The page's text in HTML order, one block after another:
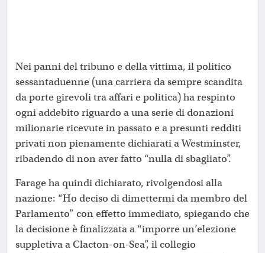
Nei panni del tribuno e della vittima, il politico
sessantaduenne (una carriera da sempre scandita
da porte girevoli tra affari e politica) ha respinto
ogni addebito riguardo a una serie di donazioni
milionarie ricevute in passato e a presunti redditi
privati non pienamente dichiarati a Westminster,
ribadendo di non aver fatto “nulla di sbagliato”.
Farage ha quindi dichiarato, rivolgendosi alla
nazione: “Ho deciso di dimettermi da membro del
Parlamento” con effetto immediato, spiegando che
la decisione è finalizzata a “imporre un’elezione
suppletiva a Clacton-on-Sea”, il collegio